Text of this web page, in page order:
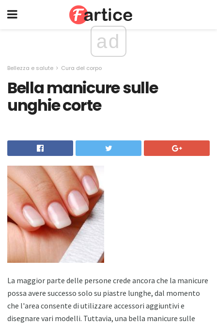
ad
Bellezza e salute Cura del corpo
Bella manicure sulle
unghie corte
La maggior parte delle persone crede ancora che la manicure
possa avere successo solo su piastre lunghe, dal momento
che l'area consente di utilizzare accessori aggiuntivi e
disegnare vari modelli. Tuttavia, una bella manicure sulle